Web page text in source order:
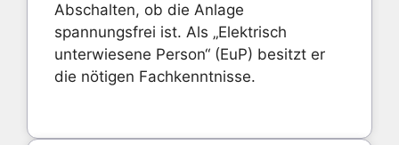
Abschalten, ob die Anlage
spannungsfrei ist. Als „Elektrisch
unterwiesene Person“ (EuP) besitzt er
die nötigen Fachkenntnisse.